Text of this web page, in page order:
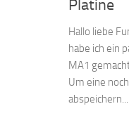
Platine
Hallo liebe
habe ich ein
MA1
Um eine
abspeichern...